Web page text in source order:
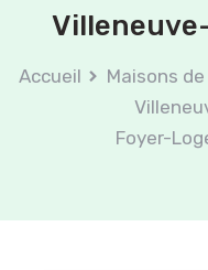
Accueil Maisons
Foyer-